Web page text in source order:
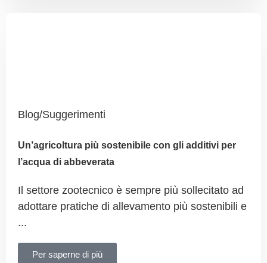
Blog/Suggerimenti
Un’agricoltura più sostenibile con gli additivi per
l’acqua di abbeverata
Il settore zootecnico è sempre più sollecitato ad
adottare pratiche di allevamento più sostenibili e
...
Per saperne di più